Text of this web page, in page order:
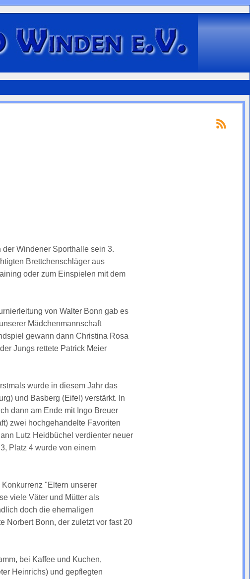
Windener Sporthalle sein 3.
Brettchenschläger aus
oder zum Einspielen mit dem
von Walter Bonn gab es
Mädchenmannschaft
gewann dann Christina Rosa
Jungs rettete Patrick Meier
wurde in diesem Jahr das
und Basberg (Eifel) verstärkt. In
dann am Ende mit Ingo Breuer
zwei hochgehandelte Favoriten
Lutz Heidbüchel verdienter neuer
Platz 4 wurde von einem
"Eltern unserer
viele Väter und Mütter als
doch die ehemaligen
Norbert Bonn, der zuletzt vor fast 20
bei Kaffee und Kuchen,
Heinrichs) und gepflegten